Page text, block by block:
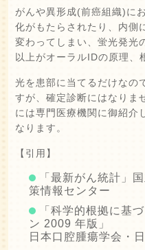
がんや異形成(前癌組織)に
化がもたらされたり、内側
変わってしまい、蛍光発光
以上がオーラルIDの原理、
光を患部に当てるだけなの
すが、確定診断にはなりま
には専門医療機関に御紹介
なります。
【引用】
「最新がん統計」
策情報センター
「科学的根拠に基
ン 2009 年版」
日本口腔腫瘍学会・